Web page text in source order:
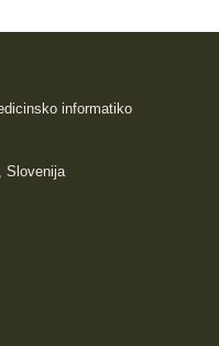
informatiko
Slovenija